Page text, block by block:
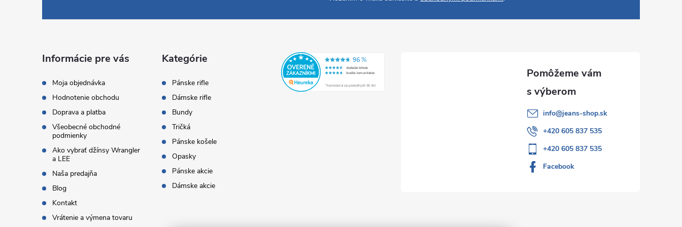
Informácie pre vás
Moja objednávka
Hodnotenie obchodu
Doprava a platba
Všeobecné obchodné
podmienky
Ako vybrať džínsy Wrangler
a LEE
Naša predajňa
Blog
Kontakt
Vrátenie a výmena tovaru
Kategórie
Pánske rifle
Dámske rifle
Bundy
Tričká
Pánske košele
Opasky
Pánske akcie
Dámske akcie
info@jeans-shop.sk
+420 605 837 535
+420 605 837 535
Facebook